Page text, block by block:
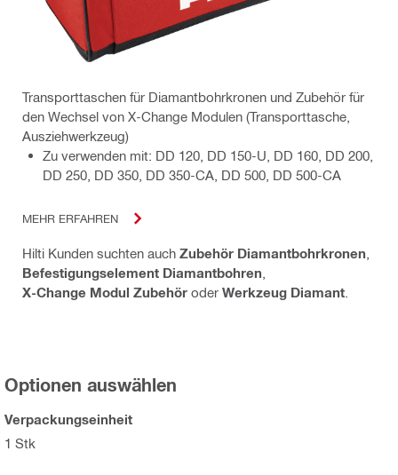
Transporttaschen für Diamantbohrkronen und Zubehör für
den Wechsel von X-Change Modulen (Transporttasche,
Ausziehwerkzeug)
Zu verwenden mit: DD 120, DD 150-U, DD 160, DD 200,
DD 250, DD 350, DD 350-CA, DD 500, DD 500-CA
MEHR ERFAHREN
Hilti Kunden suchten auch Zubehör Diamantbohrkronen
Befestigungselement Diamantbohren
X-Change Modul Zubehör oder Werkzeug Diamant
Optionen auswählen
Verpackungseinheit
1 Stk